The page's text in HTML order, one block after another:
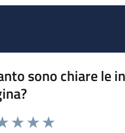
sono chiare le
1 a 5 stelle la pagina